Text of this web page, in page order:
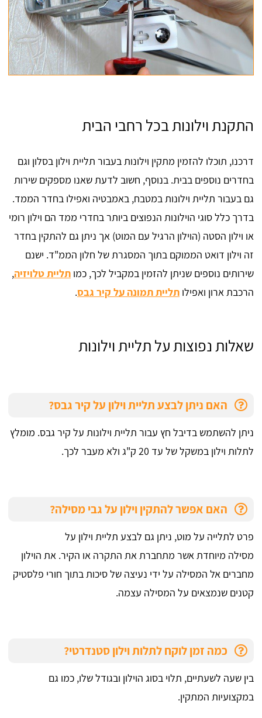
התקנת וילונות בכל רחבי הבית
דרכנו, תוכלו להזמין מתקין וילונות בעבור תליית וילון בסלון וגם
בחדרים נוספים בבית. בנוסף, חשוב לדעת שאנו מספקים שירות
גם בעבור תליית וילונות במטבח, באמבטיה ואפילו בחדר הממד.
בדרך כלל סוגי הוילונות הנפוצים ביותר בחדרי ממד הם וילון רומי
או וילון הסטה (הוילון הרגיל עם המוט) אך ניתן גם להתקין בחדר
זה וילון דואט הממוקם בתוך המסגרת של חלון הממ"ד. ישנם
שירותים נוספים שניתן להזמין במקביל לכך, כמו תליית טלויזיה,
הרכבת ארון ואפילו תליית תמונה על קיר גבס.
שאלות נפוצות על תליית וילונות
האם ניתן לבצע תליית וילון על קיר גבס?
ניתן להשתמש בדיבל חץ עבור תליית וילונות על קיר גבס. מומלץ
לתלות וילון במשקל של עד 20 ק"ג ולא מעבר לכך.
האם אפשר להתקין וילון על גבי מסילה?
פרט לתלייה על מוט, ניתן גם לבצע תליית וילון על
מסילה מיוחדת אשר מתחברת את התקרה או הקיר. את הוילון
מחברים אל המסילה על ידי נעיצה של סיכות בתוך חורי פלסטיק
קטנים שנמצאים על המסילה עצמה.
כמה זמן לוקח לתלות וילון סטנדרטי?
בין שעה לשעתיים, תלוי בסוג הוילון ובגודל שלו, כמו גם
במקצועיות המתקין.